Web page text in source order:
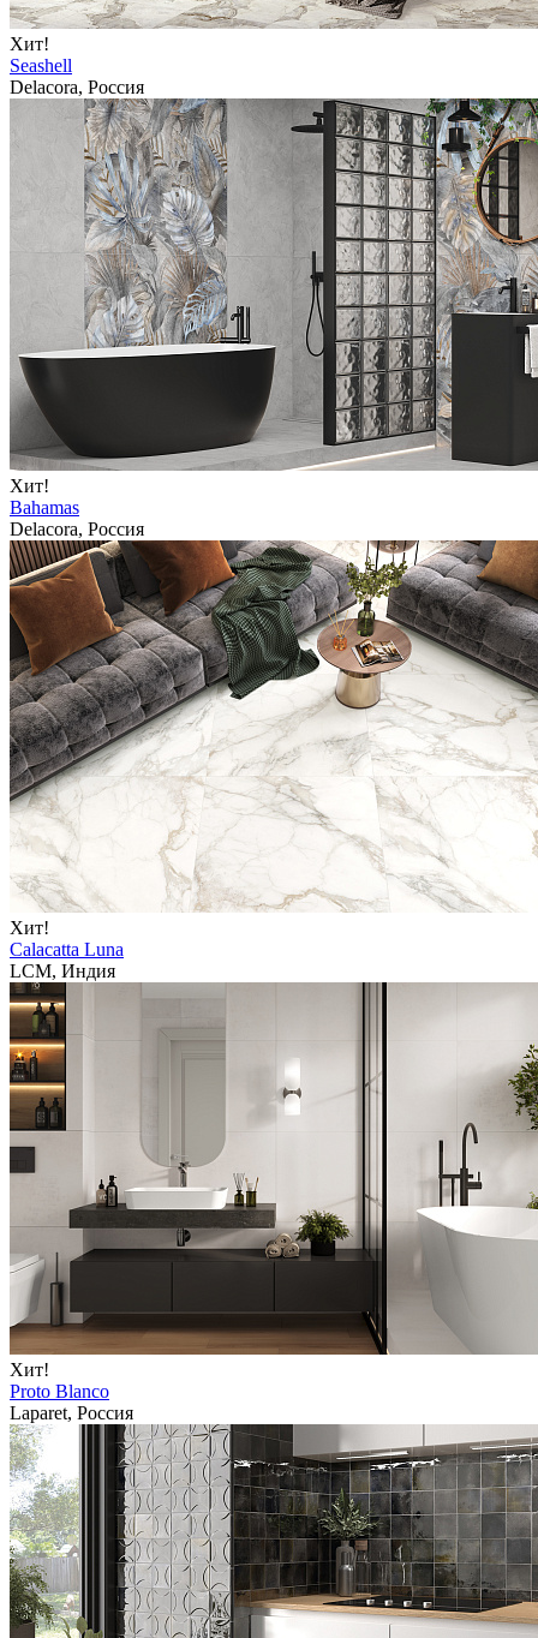
Хит!
Seashell
Delacora, Россия
Хит!
Bahamas
Delacora, Россия
Хит!
Calacatta Luna
LCM, Индия
Хит!
Proto Blanco
Laparet, Россия